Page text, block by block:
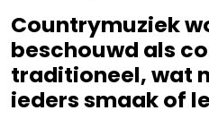
Countrymuziek
beschouwd als
traditioneel, wat
ieders smaak of